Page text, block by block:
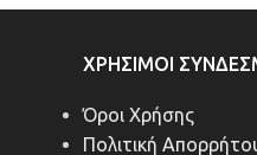
ΧΡΉΣΙΜΟΙ
Όροι Χρήσης
Πολιτική